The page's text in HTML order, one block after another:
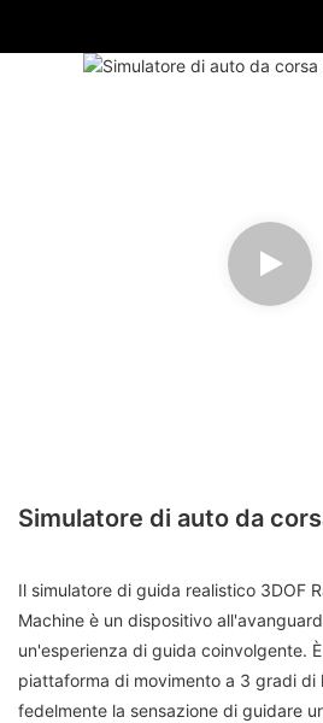
Simulatore di auto da
Il simulatore di guida realistico 3DOF
Machine è un dispositivo
un'esperienza di guida coinvolgente.
piattaforma di movimento a 3 gradi
fedelmente la sensazione di guidare